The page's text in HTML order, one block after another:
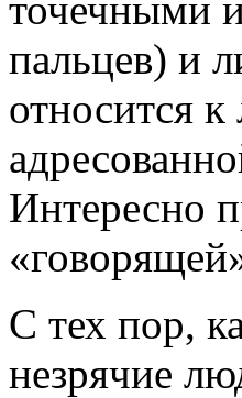
пальцев) и
относится
Интересно
С тех пор,
незрячие